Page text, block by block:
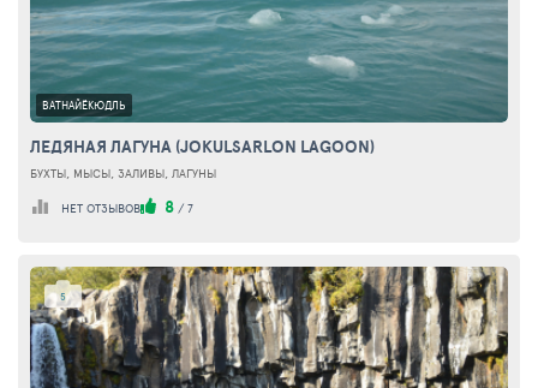
ВАТНАЙЁКЮДЛЬ
ЛЕДЯНАЯ ЛАГУНА (JOKULSARLON LAGOON)
БУХТЫ, МЫСЫ, ЗАЛИВЫ, ЛАГУНЫ
НЕТ ОТЗЫВОВ 8 / 7
5